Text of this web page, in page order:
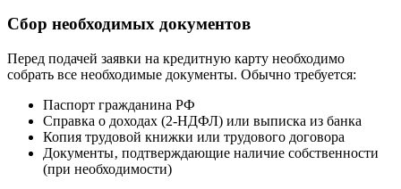
Сбор необходимых документов
Перед подачей заявки на кредитную карту необходимо
собрать все необходимые документы. Обычно требуется:
Паспорт гражданина РФ
Справка о доходах (2-НДФЛ) или выписка из банка
Копия трудовой книжки или трудового договора
Документы‚ подтверждающие наличие собственности
(при необходимости)